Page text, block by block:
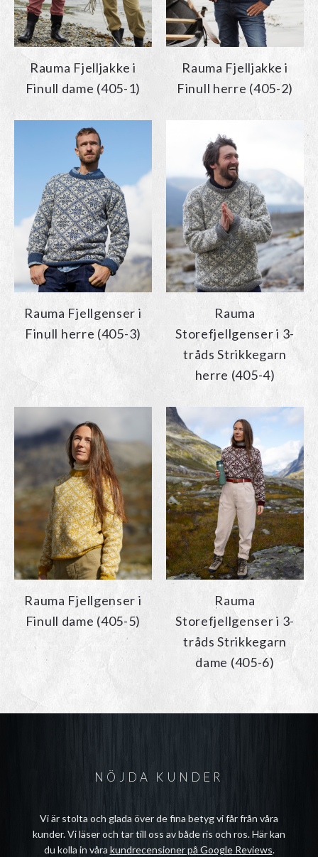
Rauma Fjelljakke i
Finull dame (405-1)
Rauma Fjelljakke i
Finull herre (405-2)
Rauma Fjellgenser i
Finull herre (405-3)
Rauma
Storefjellgenser i 3-
tråds Strikkegarn
herre (405-4)
Rauma Fjellgenser i
Finull dame (405-5)
Rauma
Storefjellgenser i 3-
tråds Strikkegarn
dame (405-6)
NÖJDA KUNDER
Vi är stolta och glada över de fina betyg vi får från våra
kunder. Vi läser och tar till oss av både ris och ros. Här kan
du kolla in våra kundrecensioner på Google Reviews.